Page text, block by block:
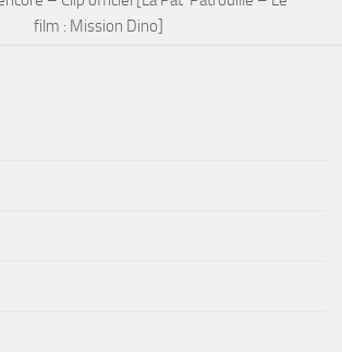
film : Mission Dino]